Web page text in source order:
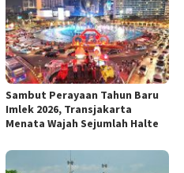
Sambut Perayaan Tahun Baru
Imlek 2026, Transjakarta
Menata Wajah Sejumlah Halte